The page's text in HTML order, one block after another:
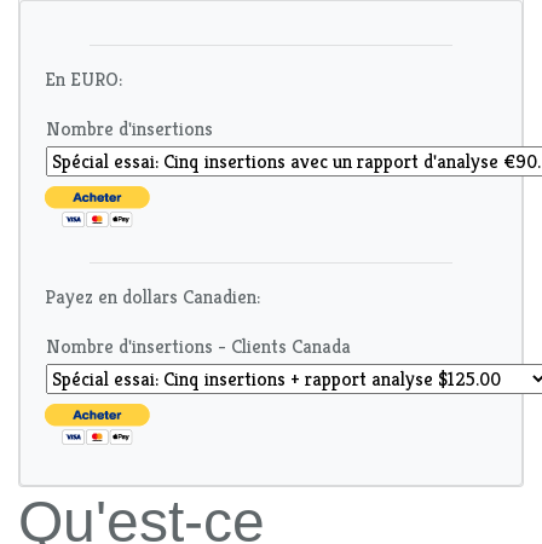
En EURO:
Nombre d'insertions
Payez en dollars Canadien:
Nombre d'insertions - Clients Canada
Qu'est-ce